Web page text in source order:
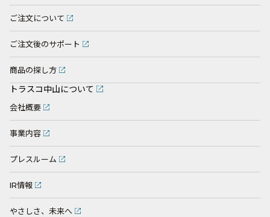
ご注文について
ご注文後のサポート
商品の探し方
トラスコ中山について
会社概要
事業内容
プレスルーム
IR情報
やさしさ、未来へ